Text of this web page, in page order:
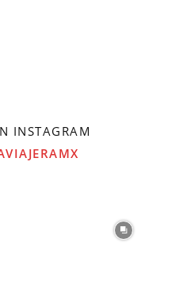
INSTAGRAM